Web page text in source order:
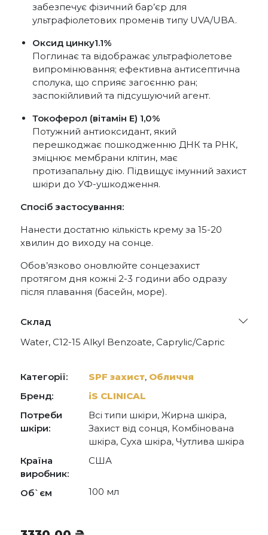
забезпечує фізичний бар’єр для
ультрафіолетових променів типу UVA/UBA.
Оксид цинку1.1%
Поглинає та відображає ультрафіолетове
випромінювання; ефективна антисептична
сполука, що сприяє загоєнню ран;
заспокійливий та підсушуючий агент.
Токоферол (вітамін Е) 1,0%
Потужний антиоксидант, який
перешкоджає пошкодженню ДНК та РНК,
зміцнює мембрани клітин, має
протизапальну дію. Підвищує імунний захист
шкіри до УФ-ушкодження.
Спосіб застосування:
Нанести достатню кількість крему за 15-20
хвилин до виходу на сонце.
Обов’язково оновлюйте сонцезахист
протягом дня кожні 2-3 години або одразу
після плавання (басейн, море).
Склад
Water, C12-15 Alkyl Benzoate, Caprylic/Capric
Alcohol, Glyceryl Stearate, PEG-100 Stearate,
Polyhydroxystearic Acid, Alumina, Methicone,
Triethoxycaprylylsilane, Tocopherol, VP/Eicosene
Sorbitan Laurate, Tocopheryl Acetate, Xanthan
Gum, 1,2-Hexanediol, Caprylyl Glycol, Disodium
EDTA, Iron Oxides* (CI 77491*, CI 77492*, CI
Категорії: SPF захист, Обличчя
Бренд:
iS CLINICAL
Потреби
шкіри:
Всі типи шкіри, Жирна шкіра,
Захист від сонця, Комбінована
шкіра, Суха шкіра, Чутлива шкіра
Країна
виробник:
США
Об`єм 100 мл